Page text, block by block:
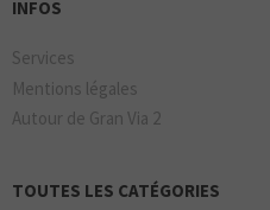
INFOS
Services
Mentions légales
Autour de Gran Via 2
TOUTES LES CATÉGORIES